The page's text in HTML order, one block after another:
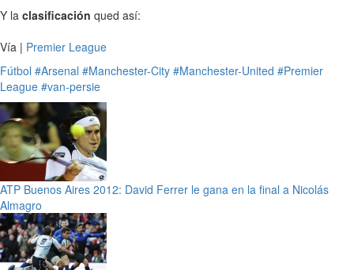
Y la clasificación qued así:
Vía | Premier League
Fútbol #Arsenal #Manchester-City #Manchester-United #Premier
League #van-persie
ATP Buenos Aires 2012: David Ferrer le gana en la final a Nicolás
Almagro